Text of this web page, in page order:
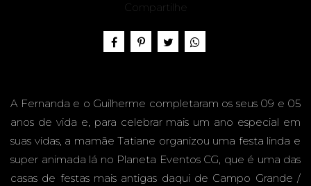
GUILHE
RME -
Compartilhe
A Fernanda e o Guilherme completaram os seus 09 e 05
anos de vida e, para celebrar mais um ano especial em
suas vidas, a mamãe Tatiane organizou uma festa linda e
super animada lá no Planeta Eventos CG, que é uma das
casas de festas mais antigas daqui de Campo Grande /